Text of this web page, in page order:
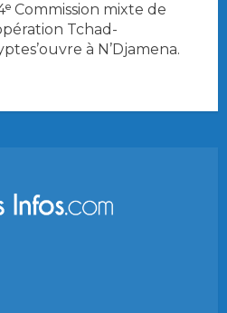
Commission mixte de
Tchad-
à N’Djamena.